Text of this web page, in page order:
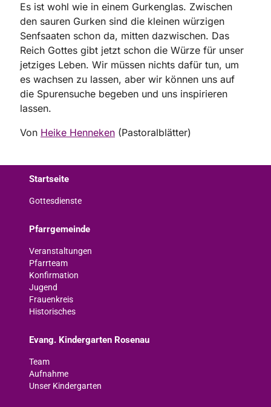
Es ist wohl wie in einem Gurkenglas. Zwischen
den sauren Gurken sind die kleinen würzigen
Senfsaaten schon da, mitten dazwischen. Das
Reich Gottes gibt jetzt schon die Würze für unser
jetziges Leben. Wir müssen nichts dafür tun, um
es wachsen zu lassen, aber wir können uns auf
die Spurensuche begeben und uns inspirieren
lassen.
Von Heike Henneken (Pastoralblätter)
Startseite
Gottesdienste
Pfarrgemeinde
Veranstaltungen
Pfarrteam
Konfirmation
Jugend
Frauenkreis
Historisches
Evang. Kindergarten Rosenau
Team
Aufnahme
Unser Kindergarten